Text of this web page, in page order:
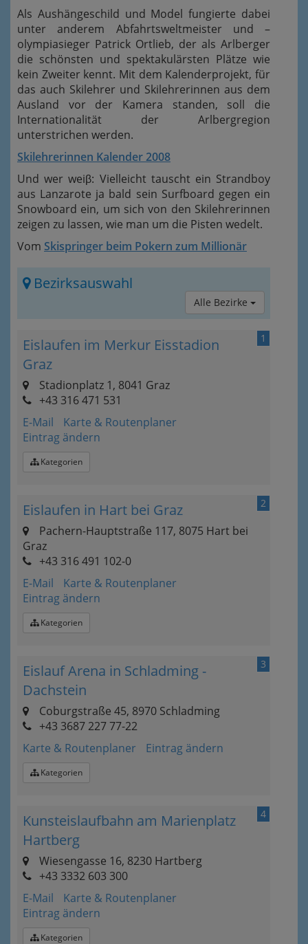
Als Aushängeschild und Model fungierte dabei
unter anderem Abfahrtsweltmeister und –
olympiasieger Patrick Ortlieb, der als Arlberger
die schönsten und spektakulärsten Plätze wie
kein Zweiter kennt. Mit dem Kalenderprojekt, für
das auch Skilehrer und Skilehrerinnen aus dem
Ausland vor der Kamera standen, soll die
Internationalität der Arlbergregion
unterstrichen werden.
Skilehrerinnen Kalender 2008
Und wer weiβ: Vielleicht tauscht ein Strandboy
aus Lanzarote ja bald sein Surfboard gegen ein
Snowboard ein, um sich von den Skilehrerinnen
zeigen zu lassen, wie man um die Pisten wedelt.
Vom Skispringer beim Pokern zum Millionär
Bezirksauswahl
Alle Bezirke
1
Eislaufen im Merkur Eisstadion
Graz
Stadionplatz 1, 8041 Graz
+43 316 471 531
E-Mail
Karte & Routenplaner
Eintrag ändern
Kategorien
2
Eislaufen in Hart bei Graz
Pachern-Hauptstraße 117, 8075 Hart bei
Graz
+43 316 491 102-0
E-Mail
Karte & Routenplaner
Eintrag ändern
Kategorien
3
Eislauf Arena in Schladming -
Dachstein
Coburgstraße 45, 8970 Schladming
+43 3687 227 77-22
Karte & Routenplaner
Eintrag ändern
Kategorien
4
Kunsteislaufbahn am Marienplatz
Hartberg
Wiesengasse 16, 8230 Hartberg
+43 3332 603 300
E-Mail
Karte & Routenplaner
Eintrag ändern
Kategorien